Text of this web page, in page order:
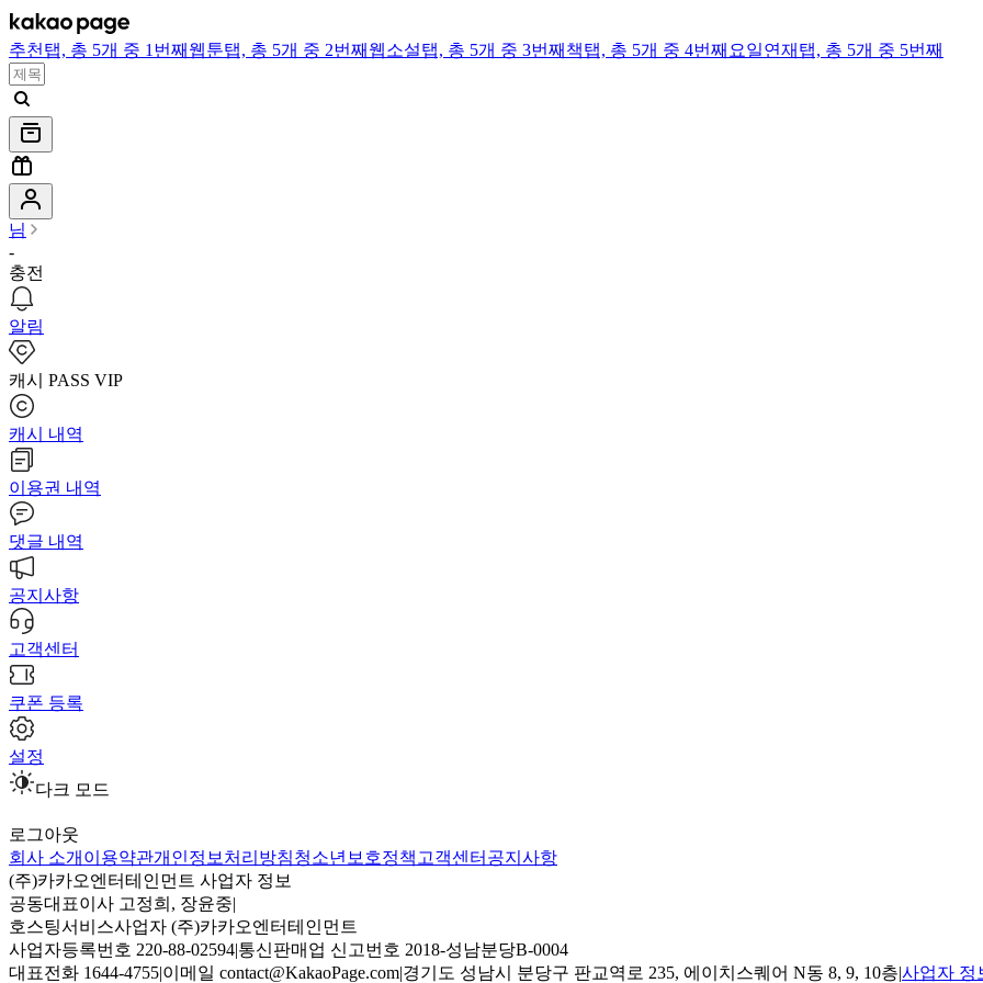
추천 탭, 총 5개 중 1번째 웹툰탭, 총 5개 중 2번째 웹소설탭, 총 5개 중 3번째 책탭, 총 5개 중 4번째 요일연재 탭, 총 5개 중 5번째
님
-
충전
알림
캐시 PASS VIP
캐시 내역
이용권 내역
댓글 내역
공지사항
고객센터
쿠폰 등록
설정
다크 모드
로그아웃
회사 소개 이용약관개인정보처리방침청소년보호정책 고객센터 공지사항
(주)카카오엔터테인먼트 사업자 정보
공동대표이사 고정희, 장윤중|
호스팅서비스사업자 (주)카카오엔터테인먼트
사업자등록번호 220-88-02594|통신판매업 신고번호 2018-성남분당B-0004
대표전화 1644-4755|이메일 contact@KakaoPage.com|경기도 성남시 분당구 판교역로 235, 에이치스퀘어 N동 8, 9, 10층|사업자 정